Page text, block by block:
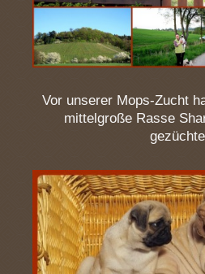
Vor unserer Mops-Zucht
mittelgroße Rasse